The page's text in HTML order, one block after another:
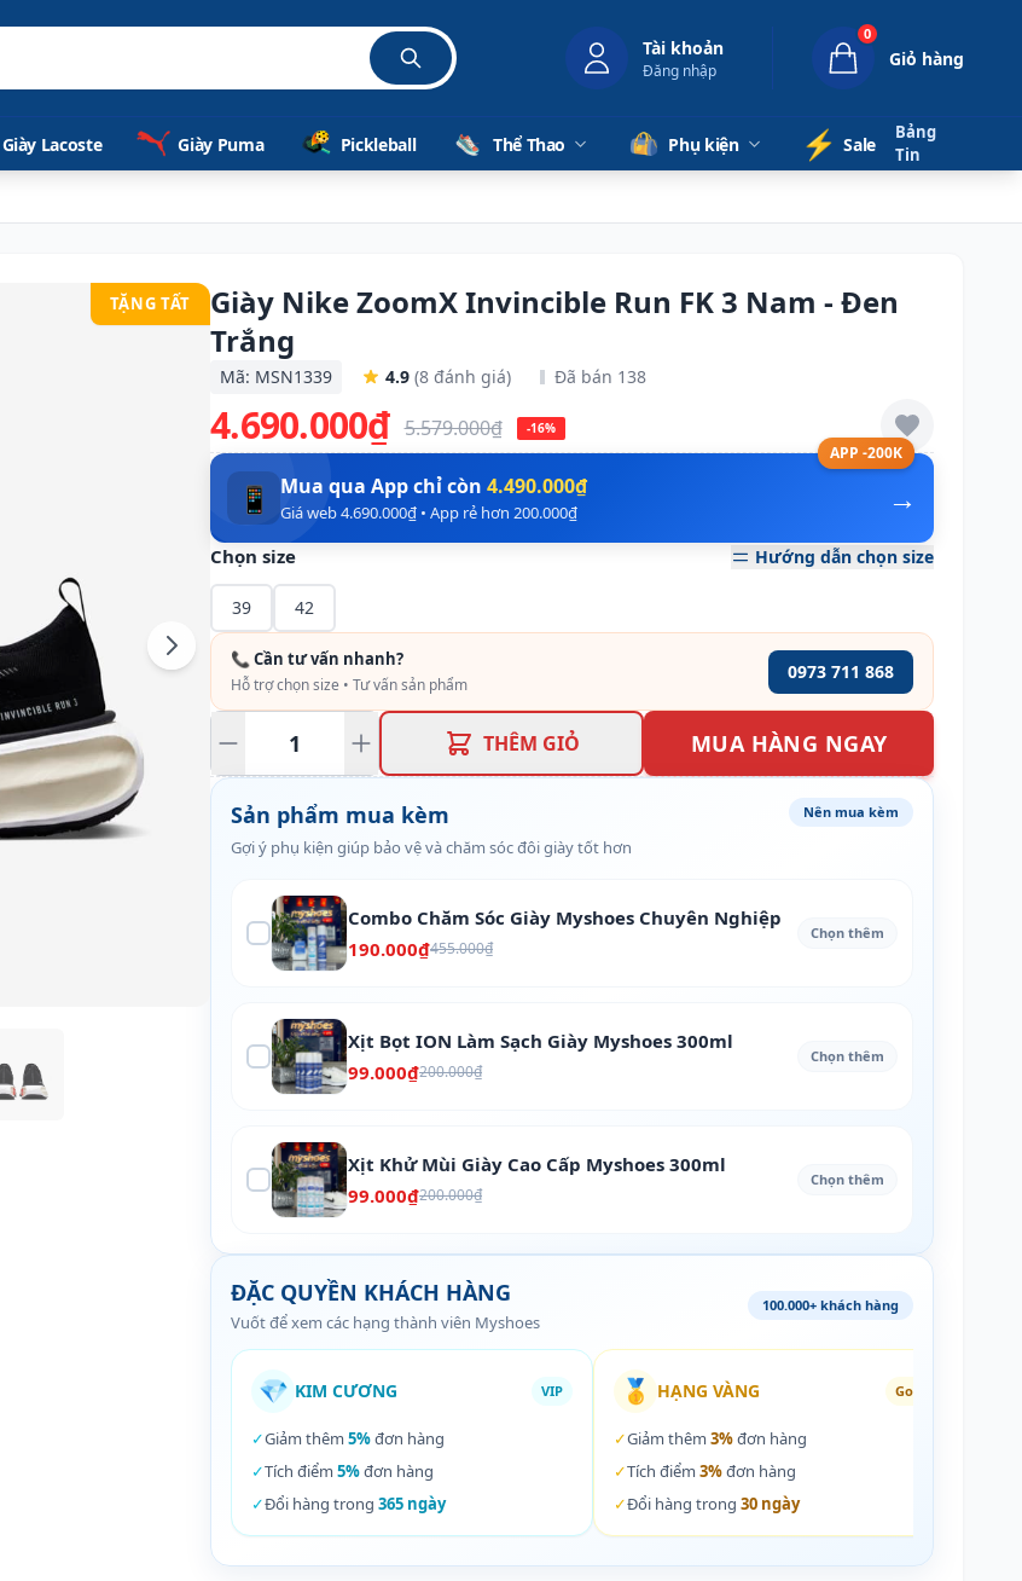
Tài khoản
Đăng nhập
0
Giỏ hàng
Giày Lacoste Giày Puma Pickleball Thể Thao Phụ kiện ⚡️ Sale
Bảng
Tin
TẶNG TẤT
Giày Nike ZoomX Invincible Run FK 3 Nam - Đen
Trắng
Mã: MSN1339 4.9 (8 đánh giá) Đã bán 138
4.690.000₫ 5.579.000₫ -16%
APP -200K
→
📱 Mua qua App chỉ còn 4.490.000₫
Giá web 4.690.000₫ • App rẻ hơn 200.000₫
Chọn size Hướng dẫn chọn size
39 42
📞 Cần tư vấn nhanh?
Hỗ trợ chọn size • Tư vấn sản phẩm
0973 711 868
THÊM GIỎ MUA HÀNG NGAY
Sản phẩm mua kèm
Gợi ý phụ kiện giúp bảo vệ và chăm sóc đôi giày tốt hơn
Nên mua kèm
Combo Chăm Sóc Giày Myshoes Chuyên Nghiệp
190.000₫455.000₫
Chọn thêm
Xịt Bọt ION Làm Sạch Giày Myshoes 300ml
99.000₫200.000₫
Chọn thêm
Xịt Khử Mùi Giày Cao Cấp Myshoes 300ml
99.000₫200.000₫
Chọn thêm
ĐẶC QUYỀN KHÁCH HÀNG
Vuốt để xem các hạng thành viên Myshoes
100.000+ khách hàng
💎 KIM CƯƠNG VIP
✓Giảm thêm 5%đơn hàng
✓Tích điểm 5%đơn hàng
✓Đổi hàng trong 365 ngày
🥇 HẠNG VÀNG Gold
✓Giảm thêm 3%đơn hàng
✓Tích điểm 3%đơn hàng
✓Đổi hàng trong 30 ngày